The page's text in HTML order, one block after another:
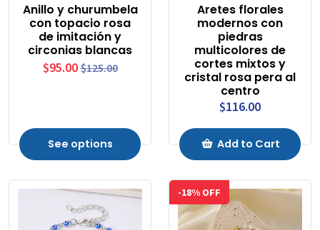
Anillo y churumbela
con topacio rosa
de imitación y
circonias blancas
$95.00 $125.00
See options
Aretes florales
modernos con
piedras
multicolores de
cortes mixtos y
cristal rosa pera al
centro
$116.00
Add to Cart
-18% OFF